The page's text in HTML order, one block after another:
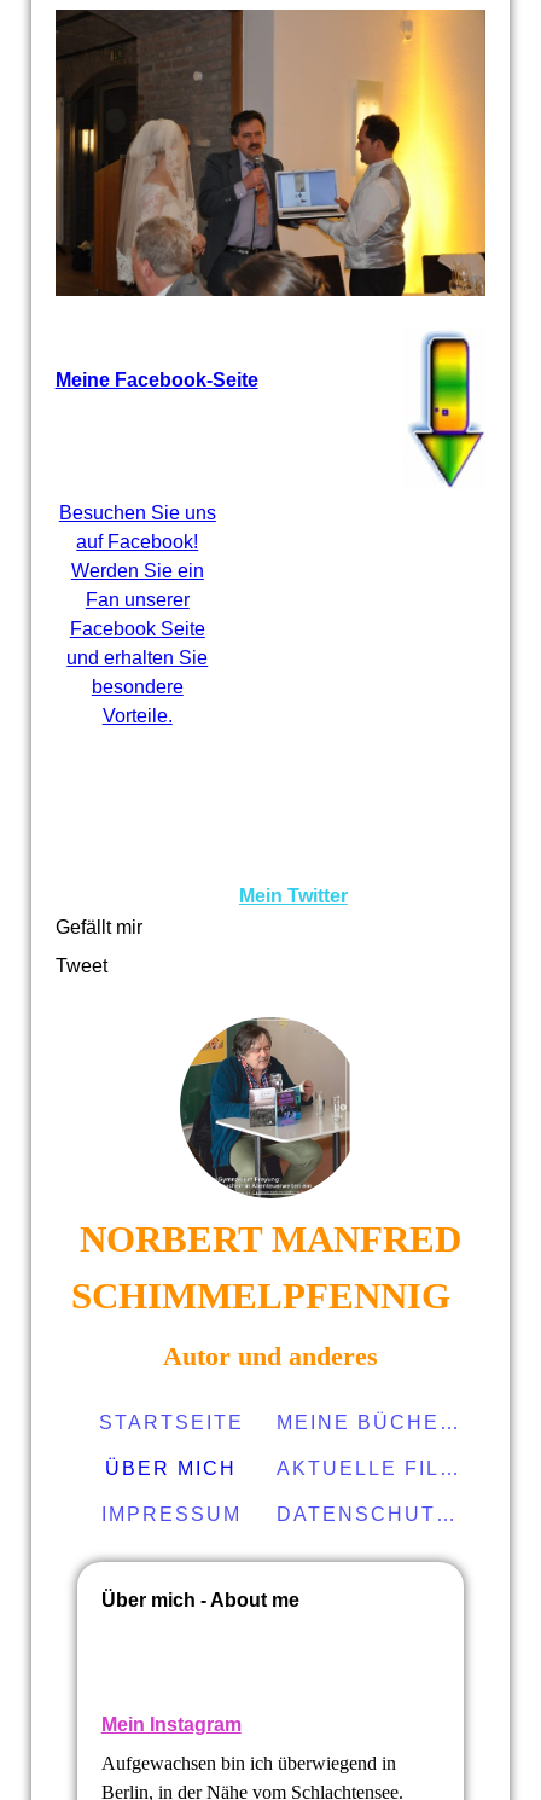
Meine Facebook-Seite
Besuchen Sie uns
auf Facebook!
Werden Sie ein
Fan unserer
Facebook Seite
und erhalten Sie
besondere
Vorteile.
Gefällt mir
Mein Twitter
Tweet
NORBERT MANFRED
SCHIMMELPFENNIG
Autor und anderes
STARTSEITE MEINE BÜCHER
ÜBER MICH AKTUELLE FILME
IMPRESSUM DATENSCHUTZERKLÄRUNG
Über mich - About me
Mein Instagram
Aufgewachsen bin ich überwiegend in
Berlin, in der Nähe vom Schlachtensee.